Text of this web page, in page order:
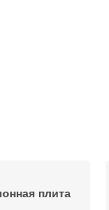
плита